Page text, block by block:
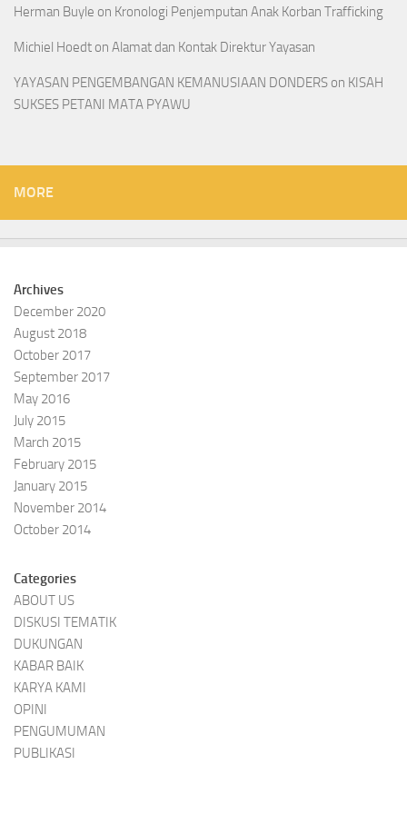
Herman Buyle on Kronologi Penjemputan Anak Korban Trafficking
Michiel Hoedt on Alamat dan Kontak Direktur Yayasan
YAYASAN PENGEMBANGAN KEMANUSIAAN DONDERS on KISAH
SUKSES PETANI MATA PYAWU
MORE
Archives
December 2020
August 2018
October 2017
September 2017
May 2016
July 2015
March 2015
February 2015
January 2015
November 2014
October 2014
Categories
ABOUT US
DISKUSI TEMATIK
DUKUNGAN
KABAR BAIK
KARYA KAMI
OPINI
PENGUMUMAN
PUBLIKASI